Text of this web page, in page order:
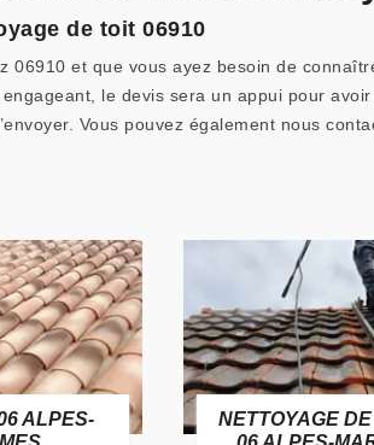
de toit 06910
06910 et que vous ayez besoin de
le devis sera un appui pour
Vous pouvez également nous
ALPES-
NETTOYAGE